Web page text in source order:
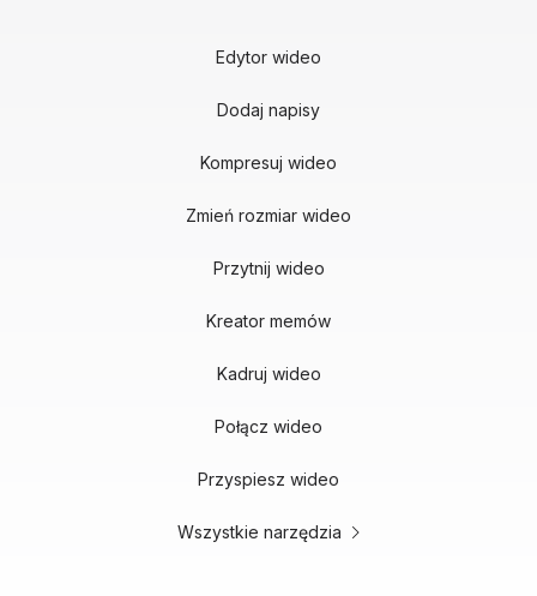
Edytor wideo
Dodaj napisy
Kompresuj wideo
Zmień rozmiar wideo
Przytnij wideo
Kreator memów
Kadruj wideo
Połącz wideo
Przyspiesz wideo
Wszystkie narzędzia